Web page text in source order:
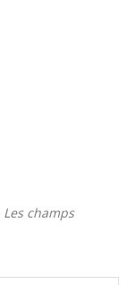
Les champs